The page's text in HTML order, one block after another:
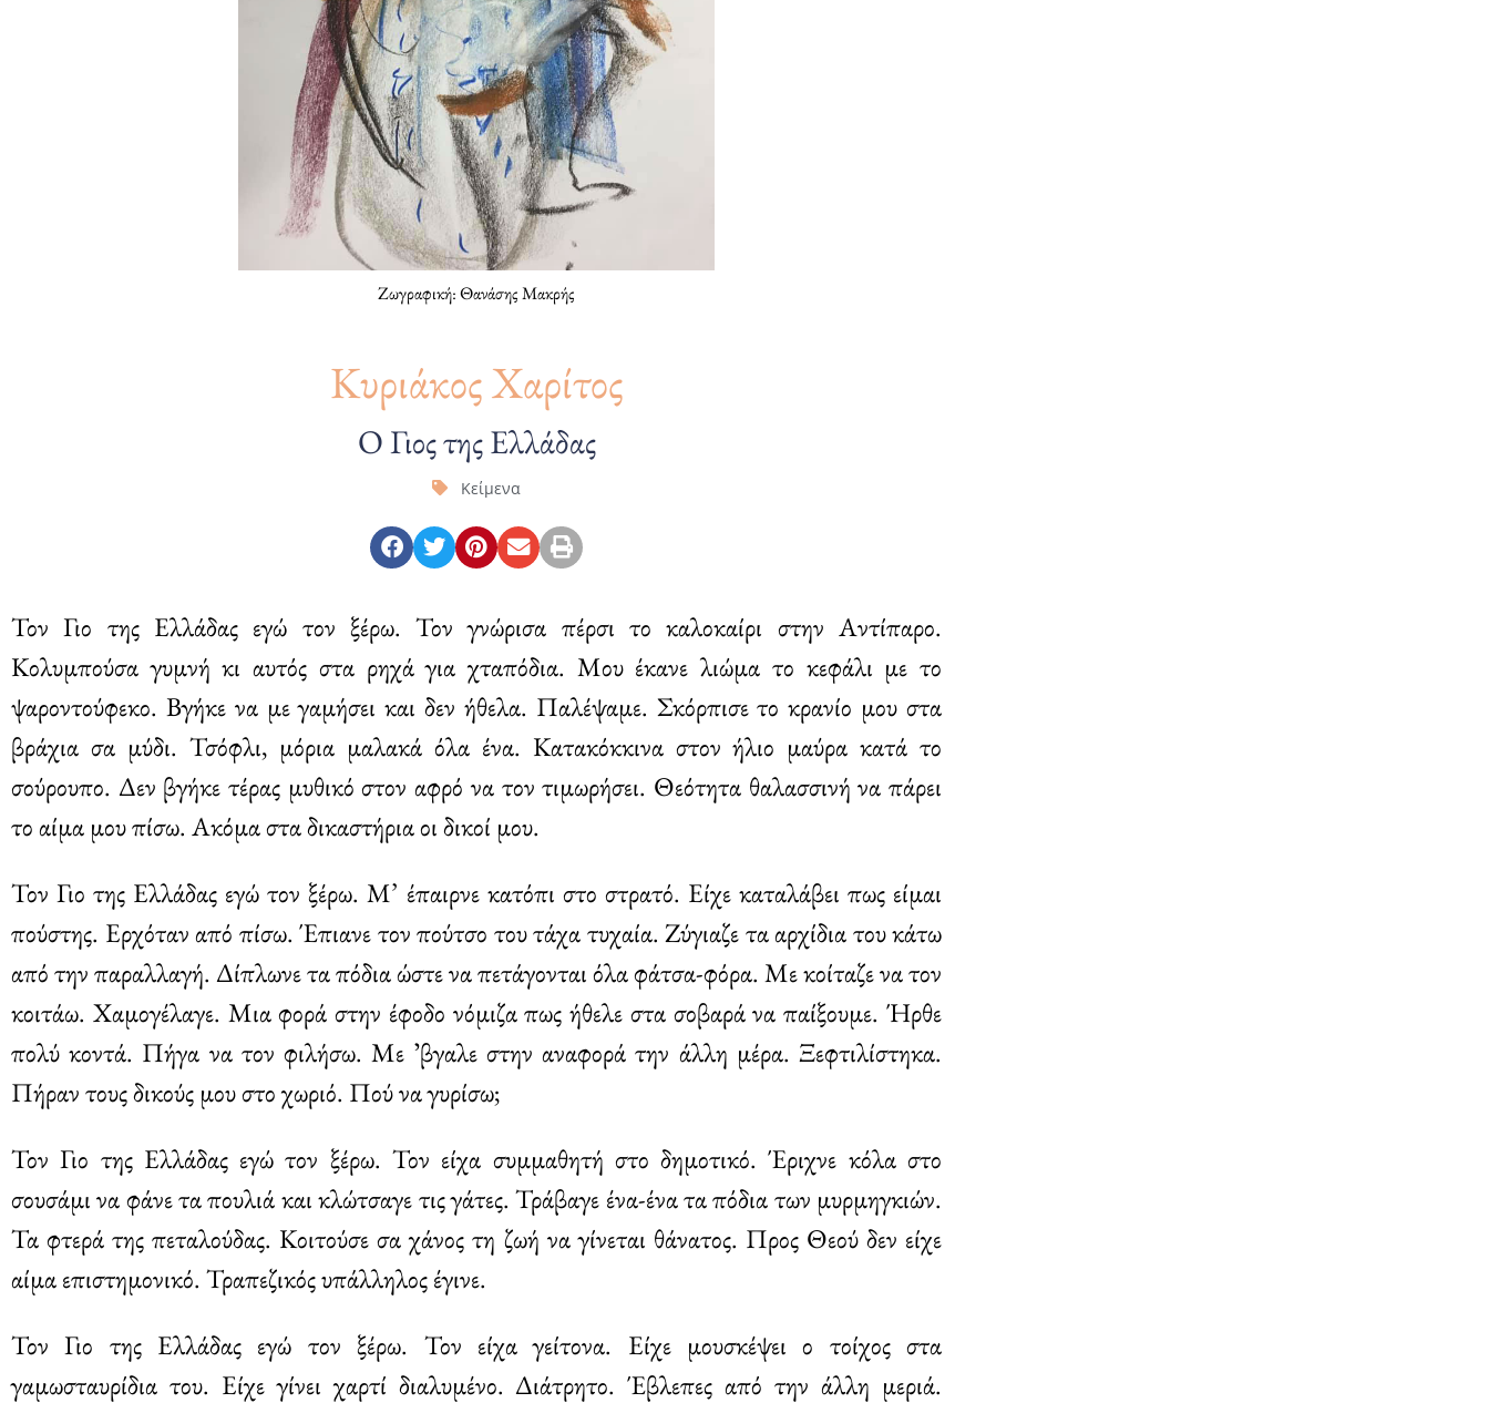
Ζωγραφική: Θανάσης Μακρής
Κυριάκος Χαρίτος
Ο Γιος της Ελλάδας
Κείμενα
Τον Γιο της Ελλάδας εγώ τον ξέρω. Τον γνώρισα πέρσι το καλοκαίρι στην Αντίπαρο.
Κολυμπούσα γυμνή κι αυτός στα ρηχά για χταπόδια. Μου έκανε λιώμα το κεφάλι με το
ψαροντούφεκο. Βγήκε να με γαμήσει και δεν ήθελα. Παλέψαμε. Σκόρπισε το κρανίο μου στα
βράχια σα μύδι. Τσόφλι, μόρια μαλακά όλα ένα. Κατακόκκινα στον ήλιο μαύρα κατά το
σούρουπο. Δεν βγήκε τέρας μυθικό στον αφρό να τον τιμωρήσει. Θεότητα θαλασσινή να πάρει
το αίμα μου πίσω. Ακόμα στα δικαστήρια οι δικοί μου.
Τον Γιο της Ελλάδας εγώ τον ξέρω. Μ’ έπαιρνε κατόπι στο στρατό. Είχε καταλάβει πως είμαι
πούστης. Ερχόταν από πίσω. Έπιανε τον πούτσο του τάχα τυχαία. Ζύγιαζε τα αρχίδια του κάτω
από την παραλλαγή. Δίπλωνε τα πόδια ώστε να πετάγονται όλα φάτσα-φόρα. Με κοίταζε να τον
κοιτάω. Χαμογέλαγε. Μια φορά στην έφοδο νόμιζα πως ήθελε στα σοβαρά να παίξουμε. Ήρθε
πολύ κοντά. Πήγα να τον φιλήσω. Με ʼβγαλε στην αναφορά την άλλη μέρα. Ξεφτιλίστηκα.
Πήραν τους δικούς μου στο χωριό. Πού να γυρίσω;
Τον Γιο της Ελλάδας εγώ τον ξέρω. Τον είχα συμμαθητή στο δημοτικό. Έριχνε κόλα στο
σουσάμι να φάνε τα πουλιά και κλώτσαγε τις γάτες. Τράβαγε ένα-ένα τα πόδια των μυρμηγκιών.
Τα φτερά της πεταλούδας. Κοιτούσε σα χάνος τη ζωή να γίνεται θάνατος. Προς Θεού δεν είχε
αίμα επιστημονικό. Τραπεζικός υπάλληλος έγινε.
Τον Γιο της Ελλάδας εγώ τον ξέρω. Τον είχα γείτονα. Είχε μουσκέψει ο τοίχος στα
γαμωσταυρίδια του. Είχε γίνει χαρτί διαλυμένο. Διάτρητο. Έβλεπες από την άλλη μεριά.